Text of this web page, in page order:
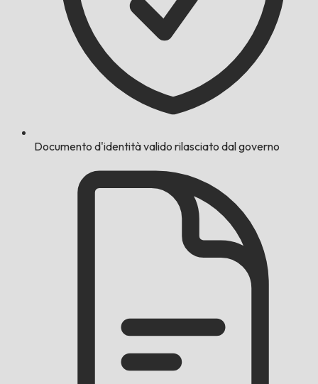
Documento d'identità valido rilasciato dal governo